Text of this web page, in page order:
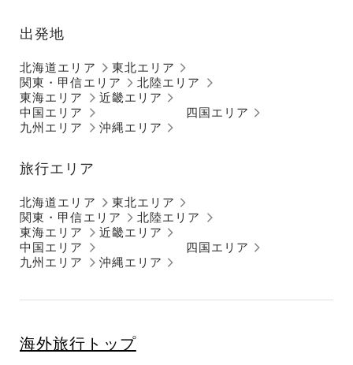
出発地
北海道エリア
東北エリア
関東・甲信エリア
北陸エリア
東海エリア
近畿エリア
中国エリア
四国エリア
九州エリア
沖縄エリア
旅行エリア
北海道エリア
東北エリア
関東・甲信エリア
北陸エリア
東海エリア
近畿エリア
中国エリア
四国エリア
九州エリア
沖縄エリア
海外旅行トップ